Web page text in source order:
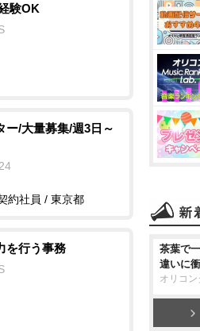
験OK
ー/大量募集/週3日～
約社員 / 東京都
を行う事務
茶葉で
違いに
オリコ